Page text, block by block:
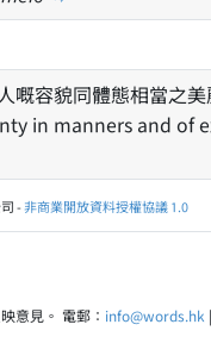
嘅容貌同體態相當之
in manners and of
-非商業開放資料授權協議 1.0
意見。 電郵： info@words.hk |